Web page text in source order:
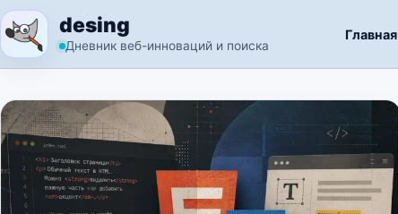
Перейти к содержимому
desing
Дневник веб-инноваций и поиска
Главная